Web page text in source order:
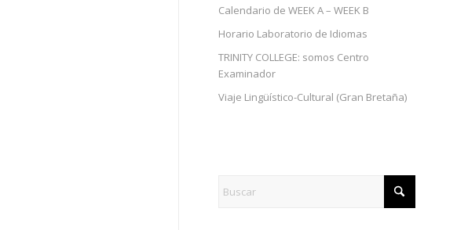
Calendario de WEEK A – WEEK B
Horario Laboratorio de Idiomas
TRINITY COLLEGE: somos Centro
Examinador
Viaje Lingüístico-Cultural (Gran Bretaña)